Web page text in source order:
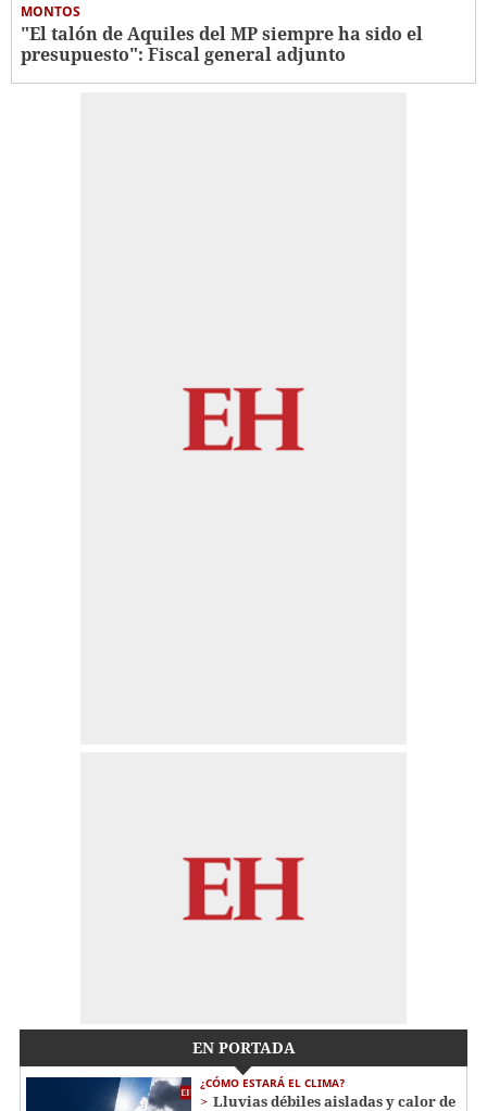
MONTOS
"El talón de Aquiles del MP siempre ha sido el
presupuesto": Fiscal general adjunto
EN PORTADA
¿CÓMO ESTARÁ EL CLIMA?
Lluvias débiles aisladas y calor de